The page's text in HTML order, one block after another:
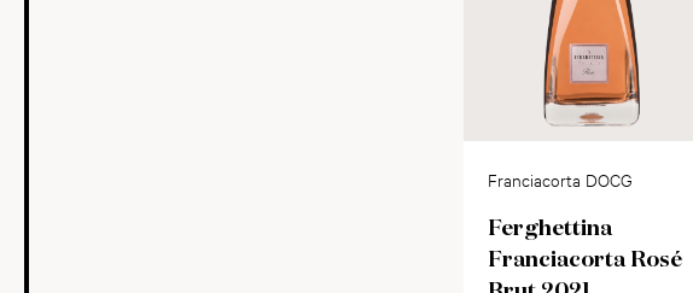
Franciacorta DOCG
Ferghettina
Franciacorta Rosé